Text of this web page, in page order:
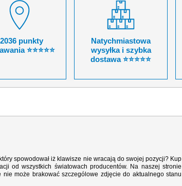
punkty
⭐⭐⭐⭐⭐
Natychmiastowa
wysyłka i szybka
dostawa ⭐⭐⭐⭐⭐
spowodował iż klawisze nie wracają do swojej pozycji? Kup
od wszystkich światowach producentów. Na naszej stronie
może brakować szczególowe zdjęcie do aktualnego stanu